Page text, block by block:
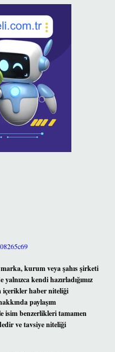
kurum veya şahıs şirketi
kendi hazırladığımız
içerikler haber niteliği
paylaşım
isim benzerlikleri tamamen
ve tavsiye niteliği